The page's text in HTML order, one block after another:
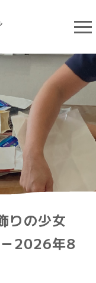
りの少女
－2026年8